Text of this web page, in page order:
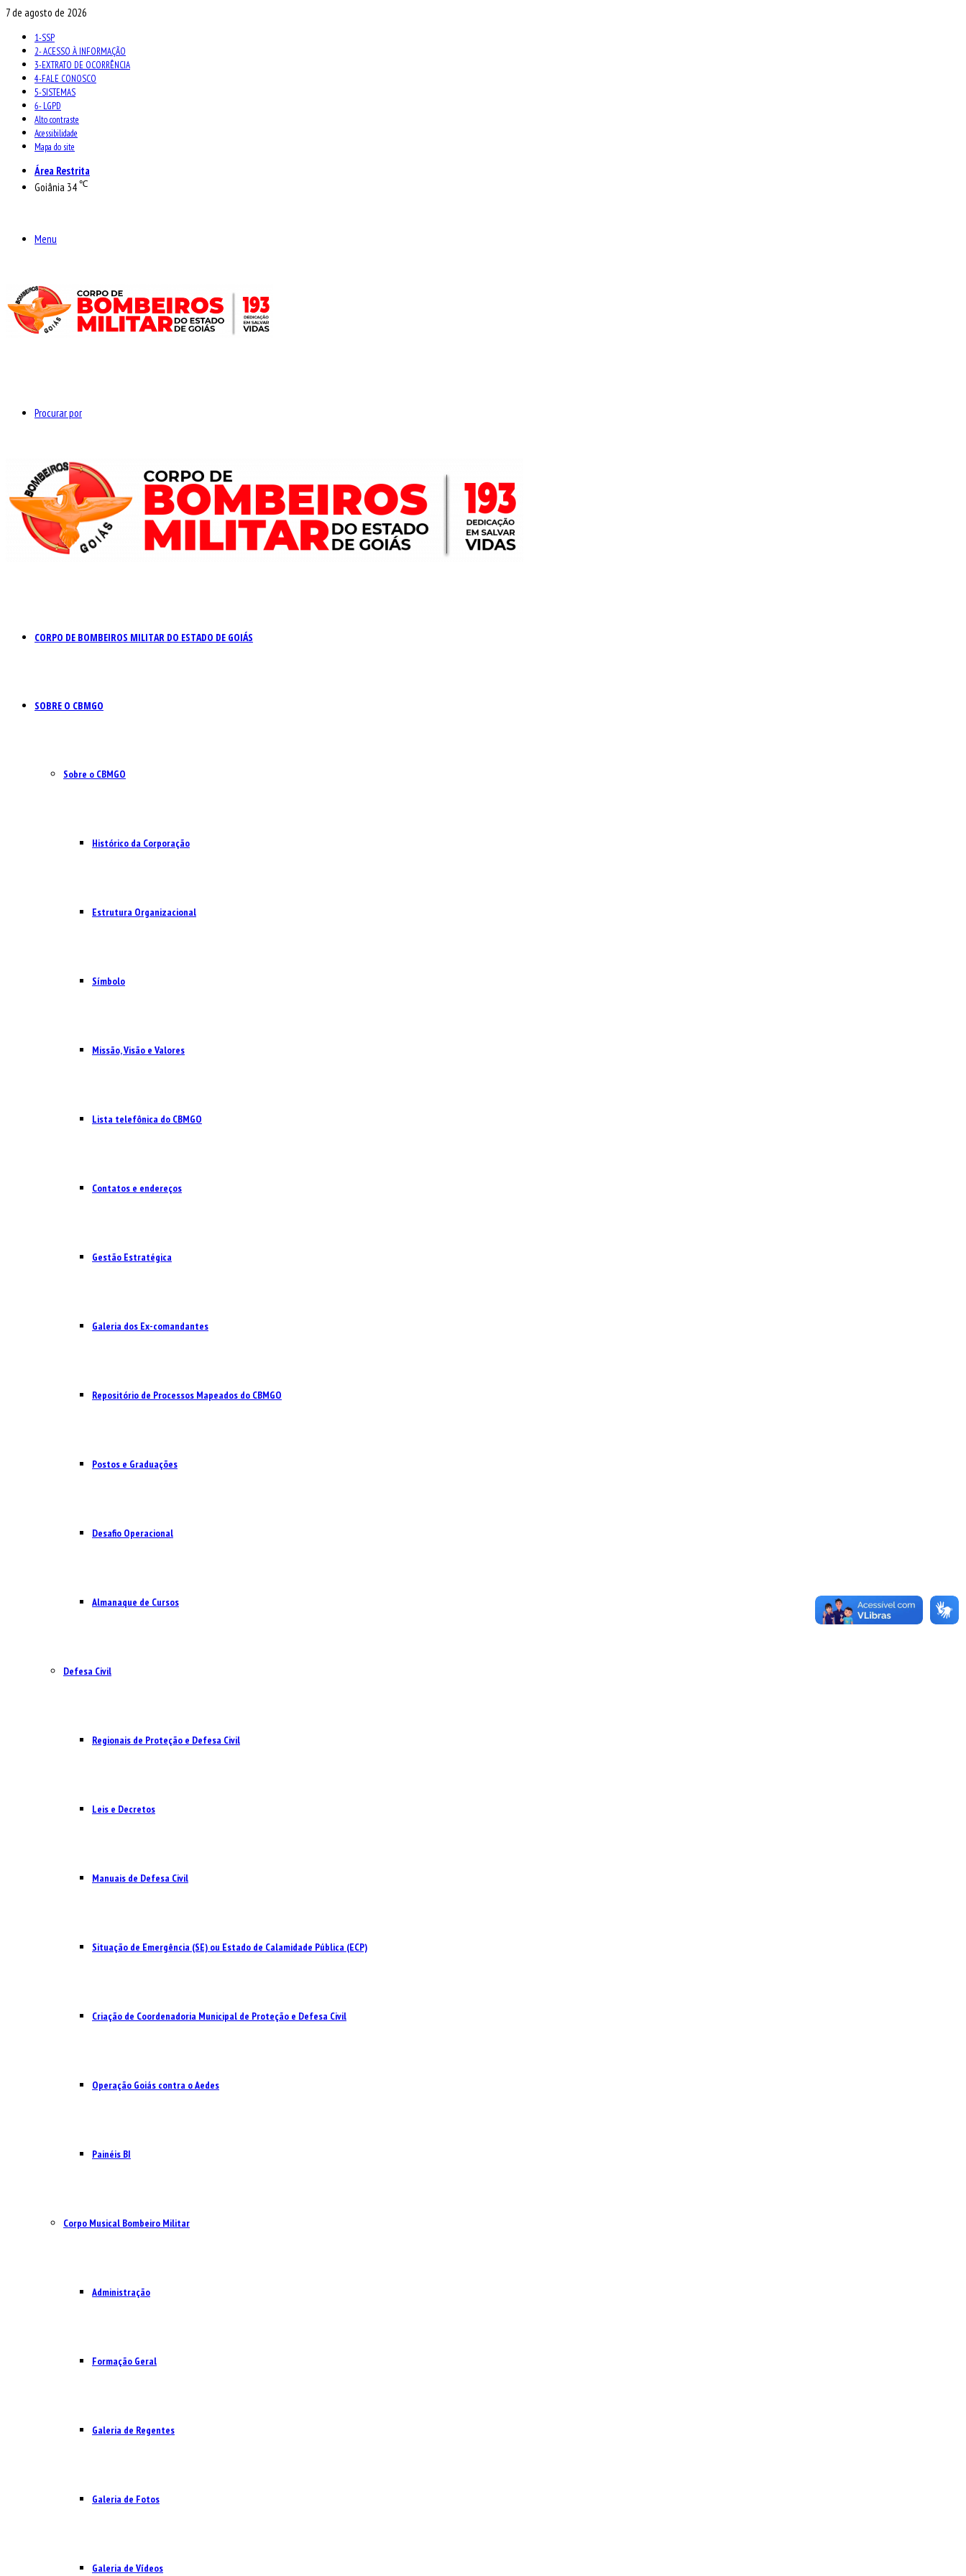
7 de agosto de 2026
1-SSP
2- ACESSO À INFORMAÇÃO
3-EXTRATO DE OCORRÊNCIA
4-FALE CONOSCO
5-SISTEMAS
6- LGPD
Alto contraste
Acessibilidade
Mapa do site
Área Restrita
Goiânia 34℃
Menu
Procurar por
CORPO DE BOMBEIROS MILITAR DO ESTADO DE GOIÁS
SOBRE O CBMGO
Sobre o CBMGO
Histórico da Corporação
Estrutura Organizacional
Símbolo
Missão, Visão e Valores
Lista telefônica do CBMGO
Contatos e endereços
Gestão Estratégica
Galeria dos Ex-comandantes
Repositório de Processos Mapeados do CBMGO
Postos e Graduações
Desafio Operacional
Almanaque de Cursos
Defesa Civil
Regionais de Proteção e Defesa Civil
Leis e Decretos
Manuais de Defesa Civil
Situação de Emergência (SE) ou Estado de Calamidade Pública (ECP)
Criação de Coordenadoria Municipal de Proteção e Defesa Civil
Operação Goiás contra o Aedes
Painéis BI
Corpo Musical Bombeiro Militar
Administração
Formação Geral
Galeria de Regentes
Galeria de Fotos
Galeria de Vídeos